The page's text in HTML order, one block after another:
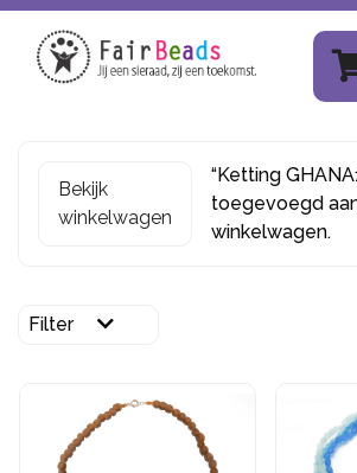
Bekijk
winkelwagen
“Ketting
toegevoegd
winkelwagen.
Filter